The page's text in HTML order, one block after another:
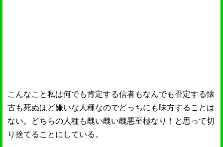
こんなこと私は何でも肯定する信者もなんでも否定する懐
古も死ぬほど嫌いな人種なのでどっちにも味方することは
ない。どちらの人種も醜い醜い醜悪至極なり！と思って切
り捨てることにしている。